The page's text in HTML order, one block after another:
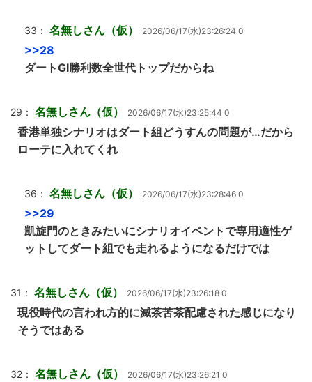
33： 名無しさん（仮） 2026/06/17(水)23:26:24 0
>>28
ダートGⅠ勝利数全世代トップだからね
29： 名無しさん（仮） 2026/06/17(水)23:25:44 0
香港単独シナリオはダート組どうすんの問題が…だから
ローテに入れてくれ
36： 名無しさん（仮） 2026/06/17(水)23:28:46 0
>>29
凱旋門のときみたいにシナリオイベントで専用適性ゲ
ットしてダート組でも走れるようになるだけでは
31： 名無しさん（仮） 2026/06/17(水)23:26:18 0
現役時代の言われ方的に滅茶苦茶配慮された感じになり
そうではある
32： 名無しさん（仮） 2026/06/17(水)23:26:21 0